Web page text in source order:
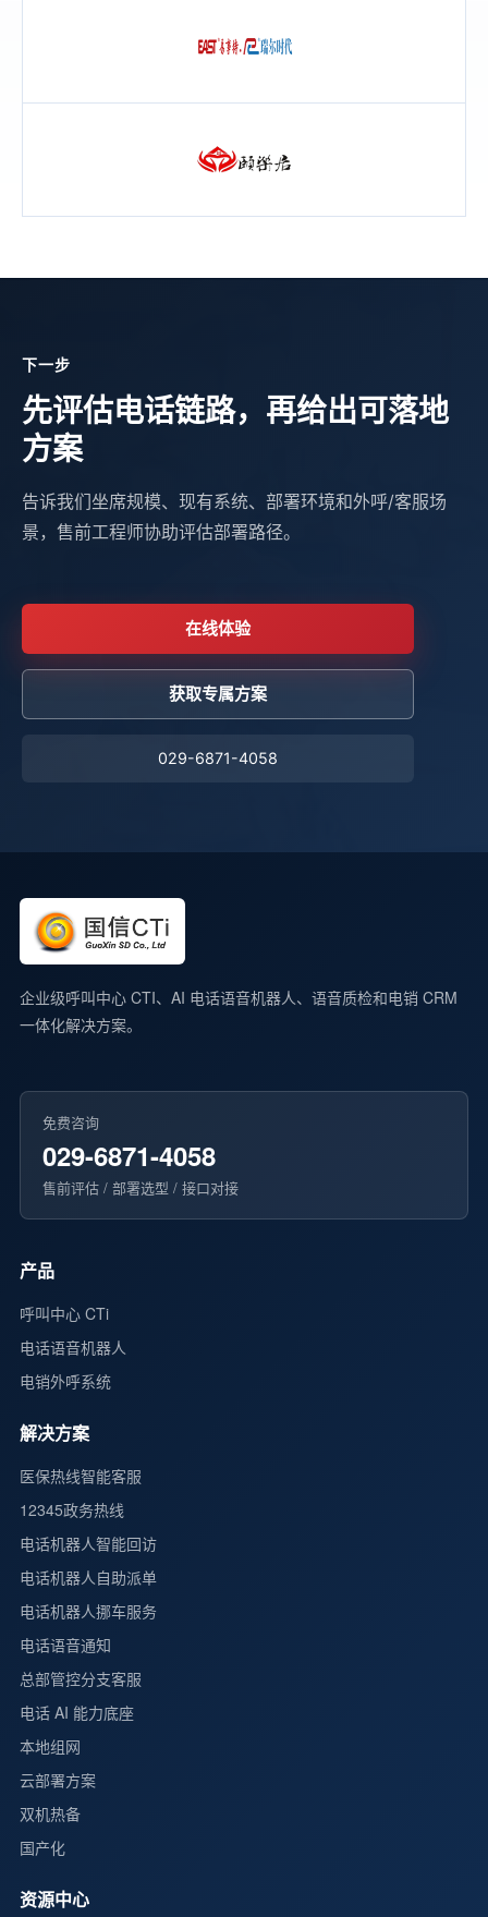
下一步
先评估电话链路，再给出可落地
方案
告诉我们坐席规模、现有系统、部署环境和外呼/客服场
景，售前工程师协助评估部署路径。
在线体验
获取专属方案
029-6871-4058
企业级呼叫中心 CTI、AI 电话语音机器人、语音质检和电销 CRM
一体化解决方案。
免费咨询
029-6871-4058
售前评估 / 部署选型 / 接口对接
产品
呼叫中心 CTi
电话语音机器人
电销外呼系统
解决方案
医保热线智能客服
12345政务热线
电话机器人智能回访
电话机器人自助派单
电话机器人挪车服务
电话语音通知
总部管控分支客服
电话 AI 能力底座
本地组网
云部署方案
双机热备
国产化
资源中心